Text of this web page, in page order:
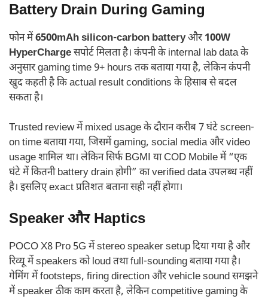
Battery Drain During Gaming
फोन में6500mAh silicon-carbon batteryऔर100W
HyperChargeसपोर्ट मिलता है। कंपनी के internal lab data के
अनुसार gaming time 9+ hours तक बताया गया है, लेकिन कंपनी
खुद कहती है कि actual result conditions के हिसाब से बदल
सकता है।
Trusted review में mixed usage के दौरान करीब 7 घंटे screen-
on time बताया गया, जिसमें gaming, social media और video
usage शामिल था। लेकिन सिर्फ BGMI या COD Mobile में “एक
घंटे में कितनी battery drain होगी” का verified data उपलब्ध नहीं
है। इसलिए exact प्रतिशत बताना सही नहीं होगा।
Speaker और Haptics
POCO X8 Pro 5G में stereo speaker setup दिया गया है और
रिव्यू में speakers को loud तथा full-sounding बताया गया है।
गेमिंग में footsteps, firing direction और vehicle sound समझने
में speaker ठीक काम करता है, लेकिन competitive gaming के